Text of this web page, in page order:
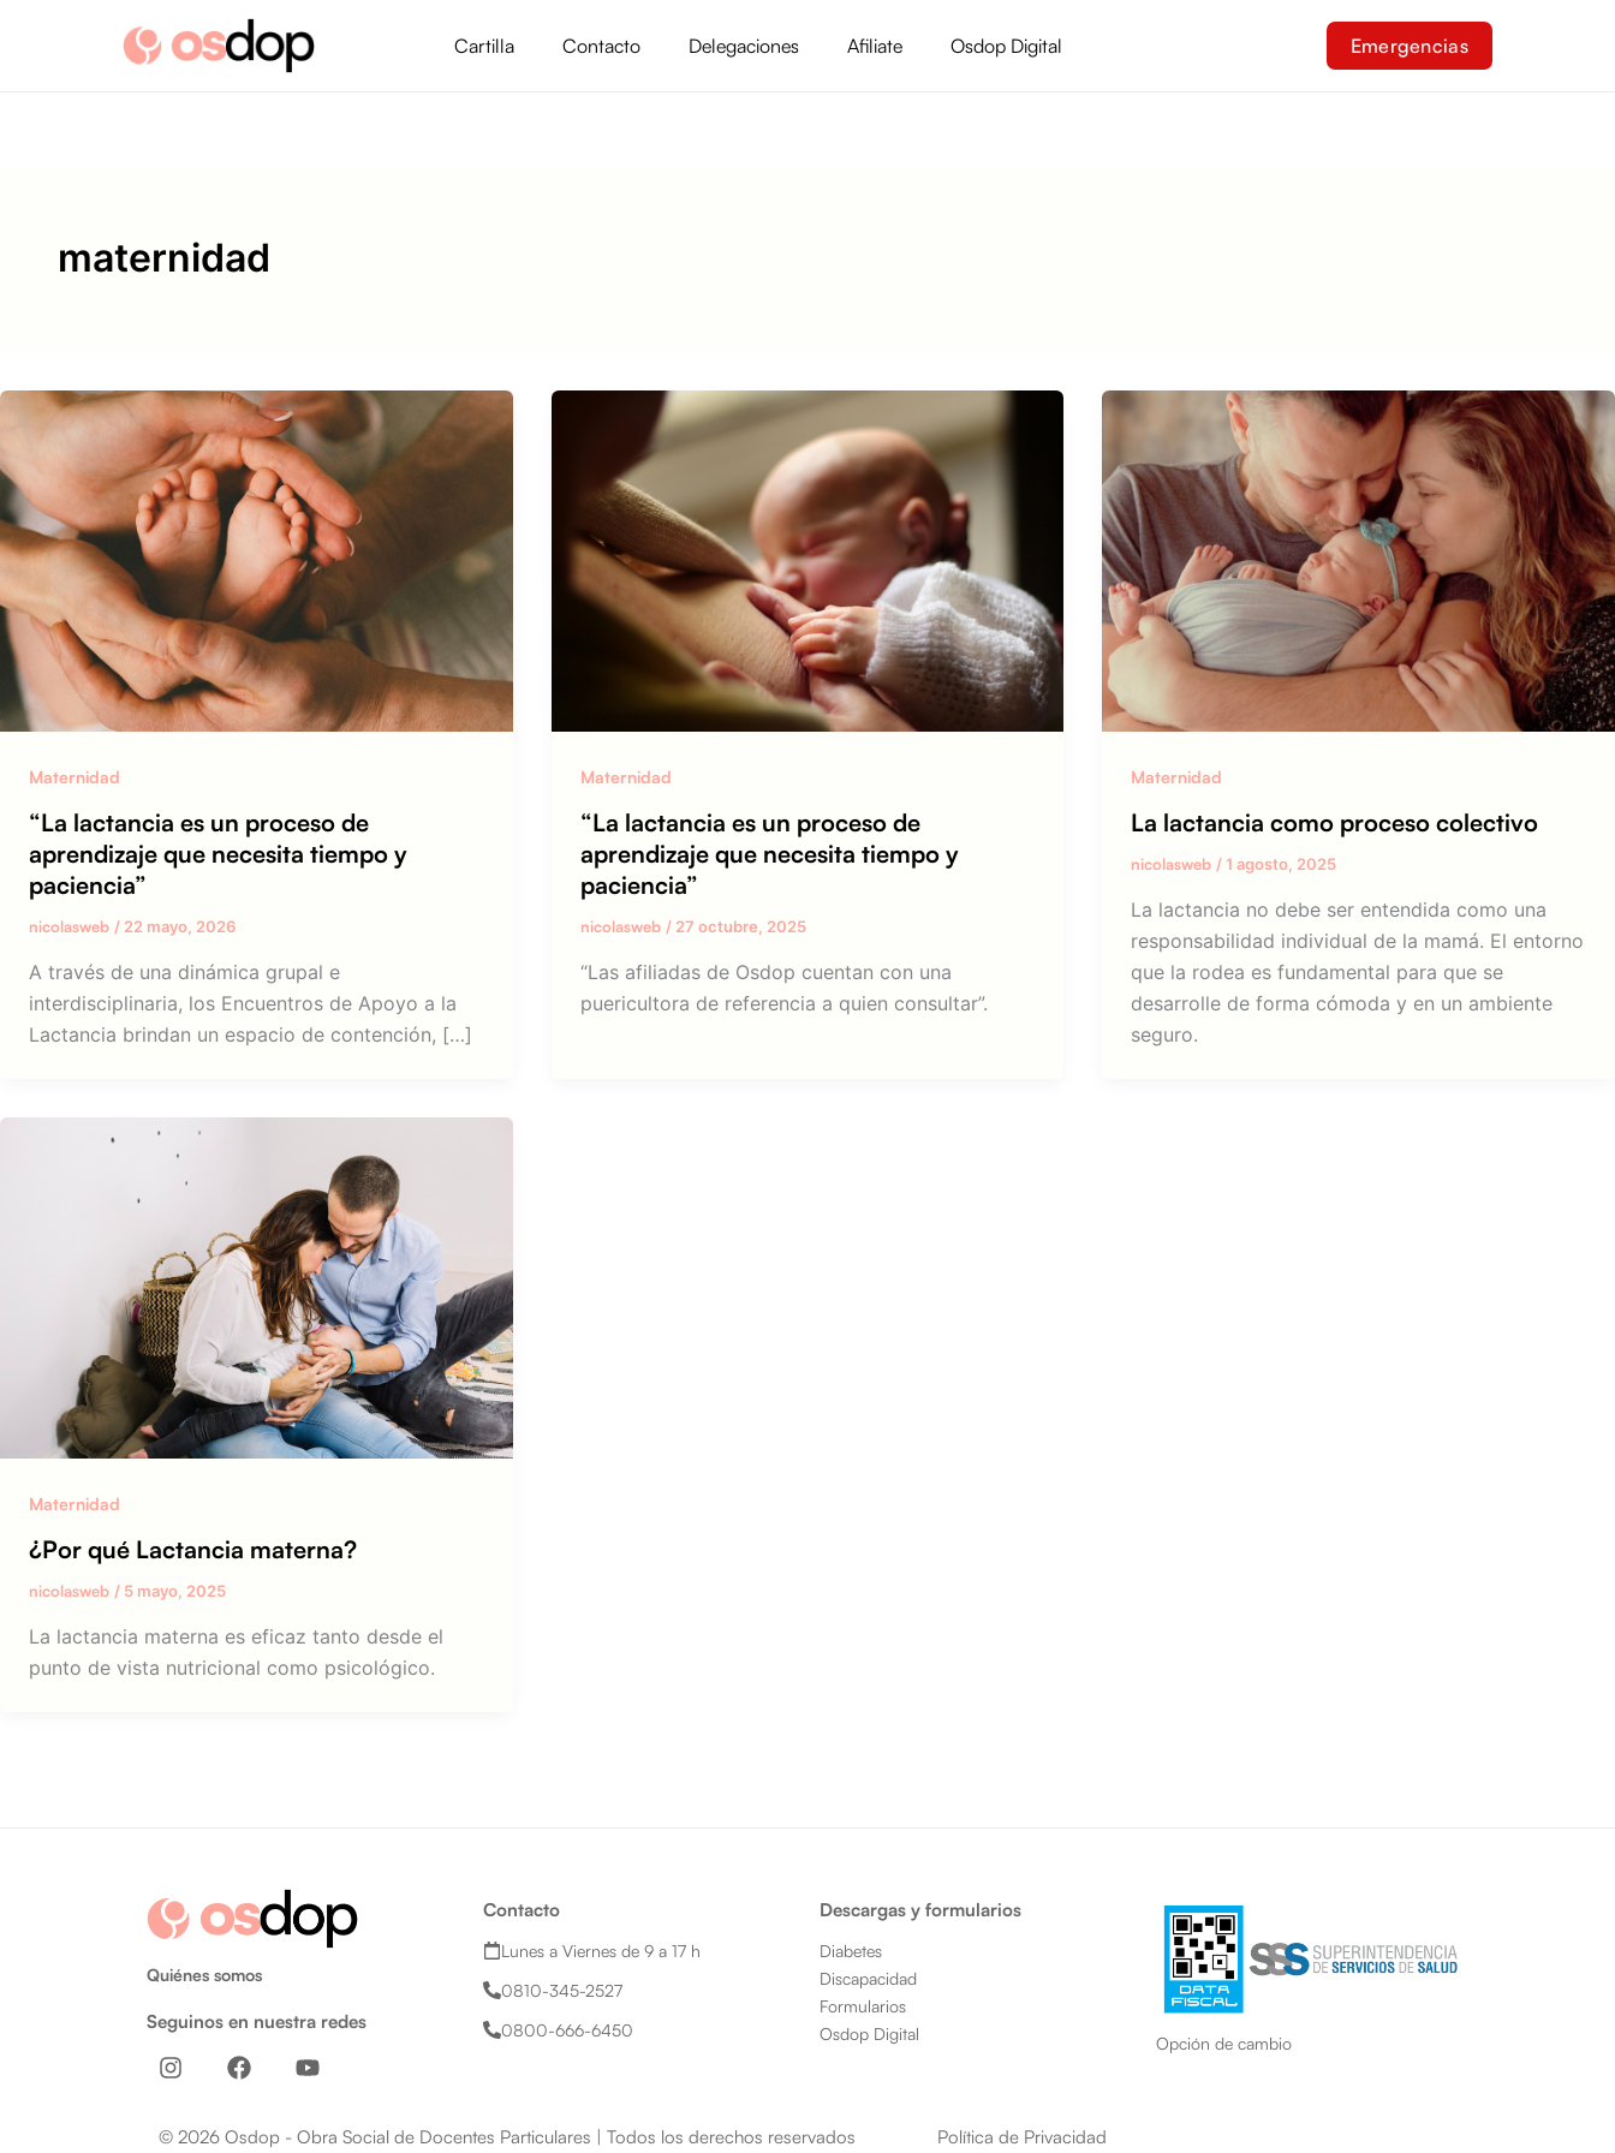
Cartilla Contacto Delegaciones Afiliate Osdop Digital Emergencias
maternidad
Maternidad
“La lactancia es un proceso de
aprendizaje que necesita tiempo y
paciencia”
nicolasweb / 22 mayo, 2026
A través de una dinámica grupal e
interdisciplinaria, los Encuentros de Apoyo a la
Lactancia brindan un espacio de contención, […]
Maternidad
“La lactancia es un proceso de
aprendizaje que necesita tiempo y
paciencia”
nicolasweb / 27 octubre, 2025
“Las afiliadas de Osdop cuentan con una
puericultora de referencia a quien consultar”.
Maternidad
La lactancia como proceso colectivo
nicolasweb/1 agosto, 2025
La lactancia no debe ser entendida como una
responsabilidad individual de la mamá. El entorno
que la rodea es fundamental para que se
desarrolle de forma cómoda y en un ambiente
seguro.
Maternidad
¿Por qué Lactancia materna?
nicolasweb / 5 mayo, 2025
La lactancia materna es eficaz tanto desde el
punto de vista nutricional como psicológico.
Quiénes somos
Seguinos en nuestra redes
I
n
t
F
a
e
Y
o
t
Contacto
Lunes a Viernes de 9 a 17 h
0810-345-2527
0800-666-6450
Descargas y formularios
Diabetes
Discapacidad
Formularios
Osdop Digital
Opción de cambio
© 2026 Osdop - Obra Social de Docentes Particulares | Todos los derechos reservados​ Política de Privacidad